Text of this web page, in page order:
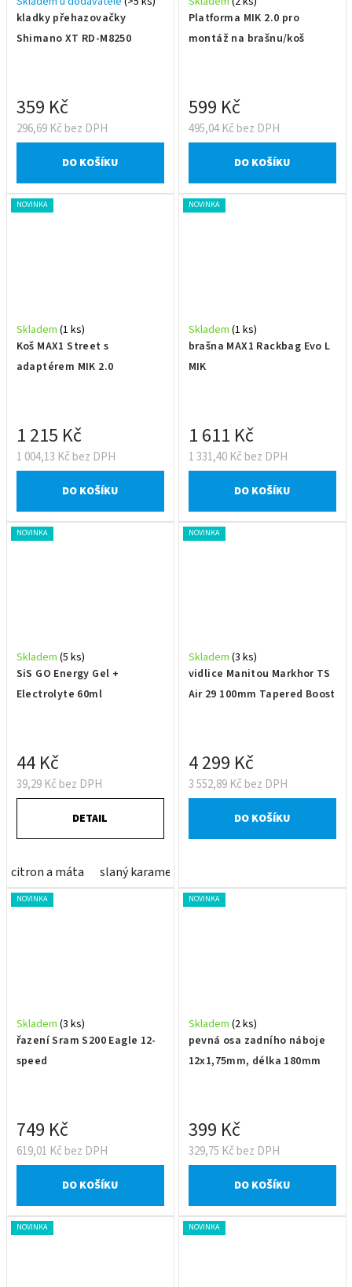
kladky přehazovačky
Shimano XT RD-M8250
296,69 Kč bez DPH
359 Kč
DO KOŠÍKU
Platforma MIK 2.0 pro
montáž na brašnu/koš
495,04 Kč bez DPH
599 Kč
DO KOŠÍKU
NOVINKA
Koš MAX1 Street s
adaptérem MIK 2.0
Skladem (1 ks)
1 004,13 Kč bez DPH
1 215 Kč
DO KOŠÍKU
NOVINKA
brašna MAX1 Rackbag Evo L
MIK
Skladem (1 ks)
1 331,40 Kč bez DPH
1 611 Kč
DO KOŠÍKU
NOVINKA
SiS GO Energy Gel +
Electrolyte 60ml
Skladem (5 ks)
39,29 Kč bez DPH
44 Kč
DETAIL
citron a máta slaný karamel
NOVINKA
vidlice Manitou Markhor TS
Air 29 100mm Tapered Boost
Skladem (3 ks)
3 552,89 Kč bez DPH
4 299 Kč
DO KOŠÍKU
NOVINKA
řazení Sram S200 Eagle 12-
speed
Skladem (3 ks)
619,01 Kč bez DPH
749 Kč
DO KOŠÍKU
NOVINKA
pevná osa zadního náboje
12x1,75mm, délka 180mm
Skladem (2 ks)
329,75 Kč bez DPH
399 Kč
DO KOŠÍKU
NOVINKA NOVINKA